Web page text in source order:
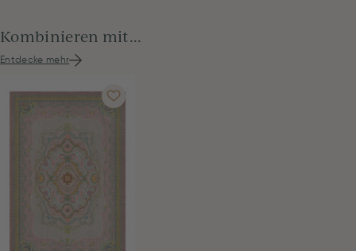
Kombinieren mit...
Entdecke mehr